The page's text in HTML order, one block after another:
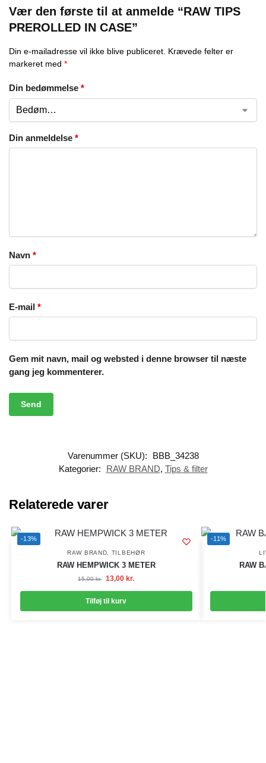
Vær den første til at anmelde “RAW TIPS
PREROLLED IN CASE”
Din e-mailadresse vil ikke blive publiceret. Krævede felter er
markeret med *
Din bedømmelse *
Din anmeldelse *
Navn *
E-mail *
Gem mit navn, mail og websted i denne browser til næste
gang jeg kommenterer.
Varenummer (SKU):
BBB_34238
Kategorier:
RAW BRAND, Tips & filter
Relaterede varer
-13%
RAW BRAND TILBEHØR
RAW HEMPWICK 3 METER
15,00kr. 13,00kr.
Tilføj til kurv
-11%
RAW